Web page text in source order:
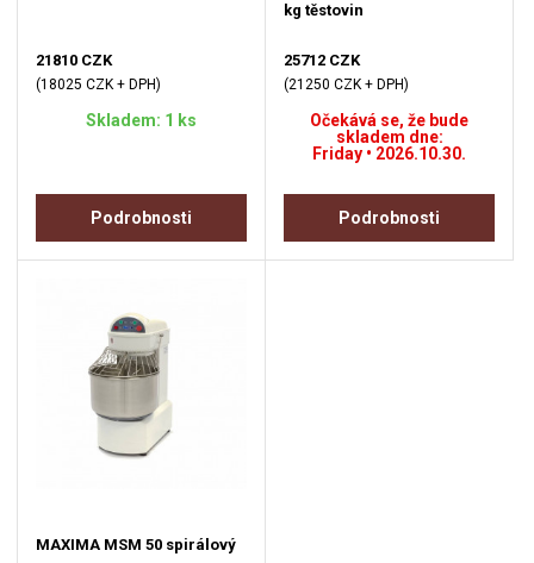
21810 CZK
(18025 CZK + DPH)
Skladem: 1 ks
Podrobnosti
kg těstovin
25712 CZK
(21250 CZK + DPH)
Očekává se, že bude
skladem dne:
Friday • 2026.10.30.
Podrobnosti
MAXIMA MSM 50 spirálový